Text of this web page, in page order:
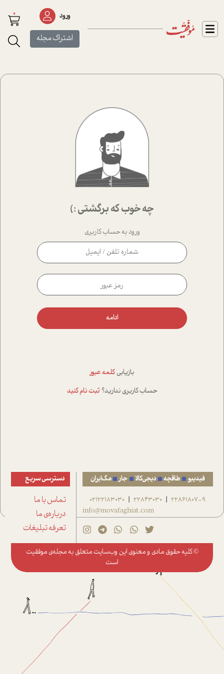
ورود
اشتراک مجله
0
چه خوب که برگشتی :)
ورود به حساب کاربری
ادامه
بازیابی کلمه عبور
حساب کاربری ندارید؟ ثبت نام کنید
فیدیبو طاقچه دیجی‌کالا جار مگ‌ایران
22861807-9
|
22843030
|
02122183030
info@movafaghiat.com
دسترسی سریع
تماس با ما
درباره‌ی ما
تعرفه تبلیغات
© کلیه حقوق مادی و معنوی این وب‌سایت متعلق به مجله‌ی موفقیت
است